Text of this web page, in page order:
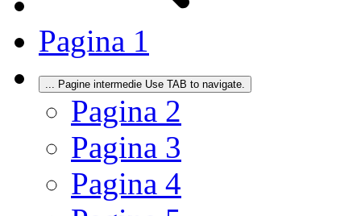
Pagina 1
Pagine intermedie Use TAB to navigate.
Pagina 2
Pagina 3
Pagina 4